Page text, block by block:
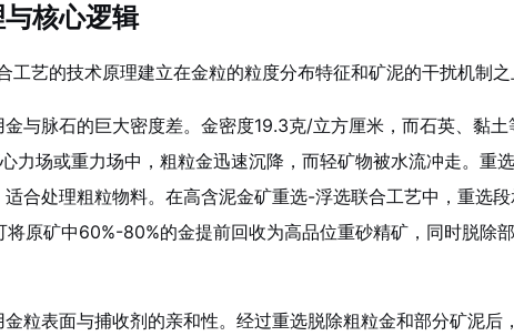
核心逻辑
工艺的技术原理建立在金粒的粒度分布特征和矿泥的干扰机制之
金与脉石的巨大密度差。金密度19.3克/立方厘米，而石英、黏土
力场或重力场中，粗粒金迅速沉降，而轻矿物被水流冲走。重
合处理粗粒物料。在高含泥金矿重选-浮选联合工艺中，重选段
将原矿中60%-80%的金提前回收为高品位重砂精矿，同时脱除
金粒表面与捕收剂的亲和性。经过重选脱除粗粒金和部分矿泥后